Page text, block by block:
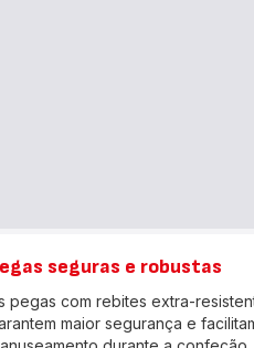
seguras e robustas
pegas com rebites extra-
maior segurança e